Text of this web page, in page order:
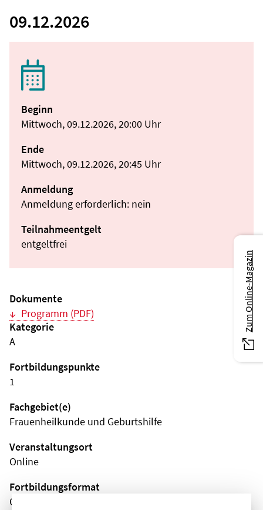
09.12.2026
Beginn
Mittwoch, 09.12.2026, 20:00 Uhr
Ende
Mittwoch, 09.12.2026, 20:45 Uhr
Anmeldung
Anmeldung erforderlich: nein
Teilnahmeentgelt
entgeltfrei
Dokumente
Programm (PDF)
Kategorie
A
Fortbildungspunkte
1
Fachgebiet(e)
Frauenheilkunde und Geburtshilfe
Veranstaltungsort
Online
Fortbildungsformat
Online
Zum Online-Magazin